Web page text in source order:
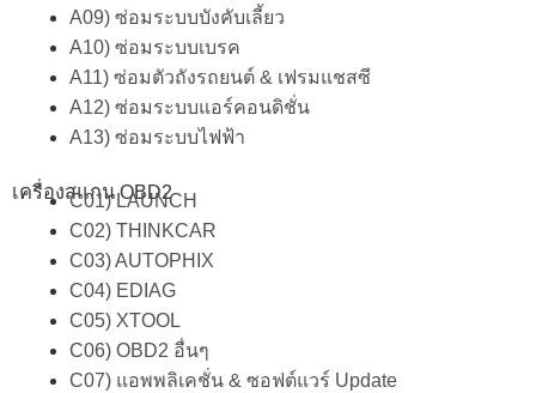
A09) ซ่อมระบบบังคับเลี้ยว
A10) ซ่อมระบบเบรค
A11) ซ่อมตัวถังรถยนต์ & เฟรมแชสซี
A12) ซ่อมระบบแอร์คอนดิชั่น
A13) ซ่อมระบบไฟฟ้า
เครื่องสแกน OBD2
C01) LAUNCH
C02) THINKCAR
C03) AUTOPHIX
C04) EDIAG
C05) XTOOL
C06) OBD2 อื่นๆ
C07) แอพพลิเคชั่น & ซอฟต์แวร์ Update